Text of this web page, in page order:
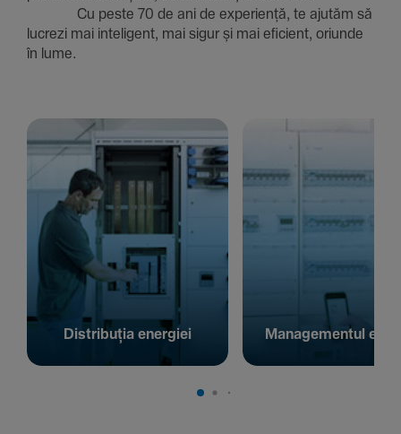
Cu peste 70 de ani de expe­riență, te ajutăm să
lucrezi mai inte­li­gent, mai sigur și mai eficient, oriunde
în lume.
Distribuția energiei Managementul